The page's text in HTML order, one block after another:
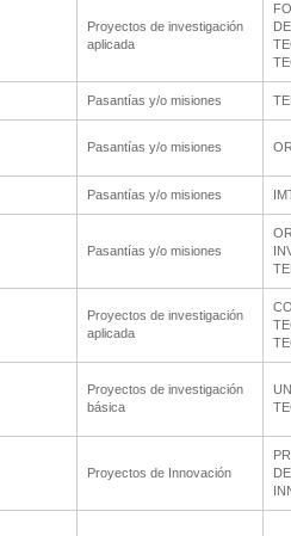
Proyectos de investigación
aplicada
Pasantías y/o misiones
Pasantías y/o misiones
Pasantías y/o misiones
Pasantías y/o misiones
Proyectos de investigación
aplicada
Proyectos de investigación
básica
Proyectos de Innovación